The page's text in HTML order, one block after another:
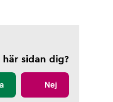
sidan dig?
Nej